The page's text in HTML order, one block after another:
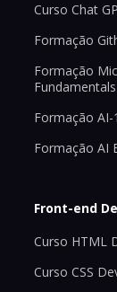
Curso Chat
Formação
Formação
Formação
Formação AI
Front-end
Curso HTML
Curso CSS